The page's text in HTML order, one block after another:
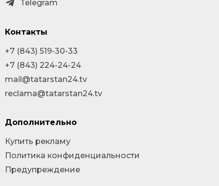
Telegram
Контакты
+7 (843) 519-30-33
+7 (843) 224-24-24
mail@tatarstan24.tv
reclama@tatarstan24.tv
Дополнительно
Купить рекламу
Политика конфиденциальности
Предупреждение